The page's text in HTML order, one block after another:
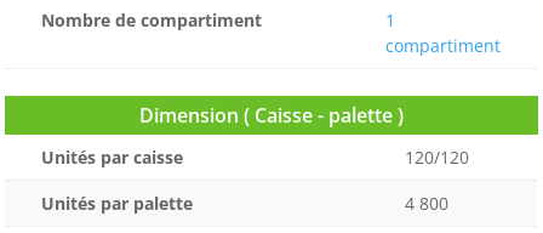
Nombre de compartiment
1
compartiment
Dimension ( Caisse - palette )
Unités par caisse
120/120
Unités par palette
4 800